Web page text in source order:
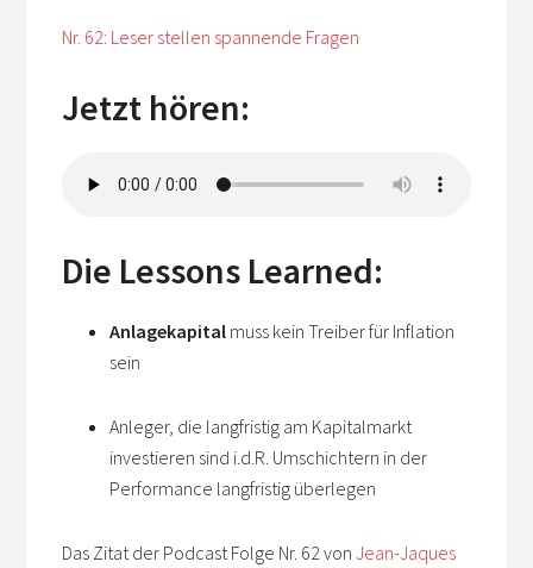
Nr. 62: Leser stellen spannende Fragen
Jetzt hören:
Die Lessons Learned:
Anlagekapital muss kein Treiber für Inflation
sein
Anleger, die langfristig am Kapitalmarkt
investieren sind i.d.R. Umschichtern in der
Performance langfristig überlegen
Das Zitat der Podcast Folge Nr. 62 vonJean-Jaques